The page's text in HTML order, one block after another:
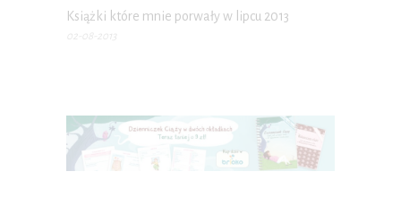
Książki które mnie porwały w lipcu 2013
02-08-2013